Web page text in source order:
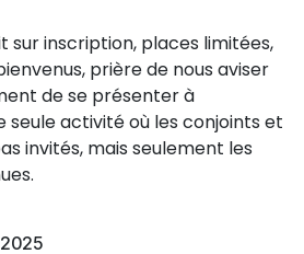
sur inscription, places limitées,
prière de nous aviser
de se présenter à
seule activité où les conjoints et
invités, mais seulement les